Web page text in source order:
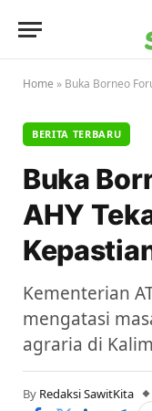
Home » Buka Borneo Forum
BERITA TERBARU
Buka
AHY
Kementerian
mengatasi
agraria di
By Redaksi SawitKita